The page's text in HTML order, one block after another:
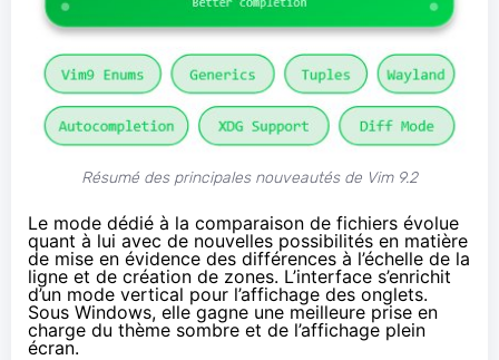
Résumé des principales nouveautés de Vim 9.2
Le mode dédié à la comparaison de fichiers évolue
quant à lui avec de nouvelles possibilités en matière
de mise en évidence des différences à l’échelle de la
ligne et de création de zones. L’interface s’enrichit
d’un mode vertical pour l’affichage des onglets.
Sous Windows, elle gagne une meilleure prise en
charge du thème sombre et de l’affichage plein
écran.